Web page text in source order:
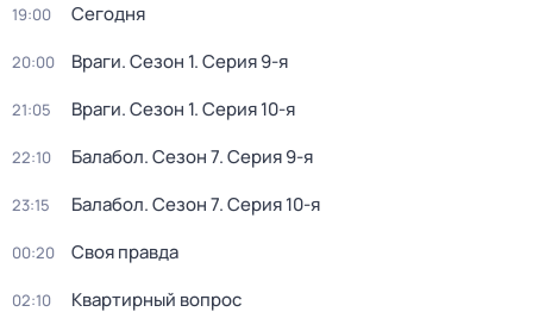
19:00 Сегодня
20:00 Враги. Сезон 1. Серия 9-я
21:05 Враги. Сезон 1. Серия 10-я
22:10 Балабол. Сезон 7. Серия 9-я
23:15 Балабол. Сезон 7. Серия 10-я
00:20 Своя правда
02:10 Квартирный вопрос